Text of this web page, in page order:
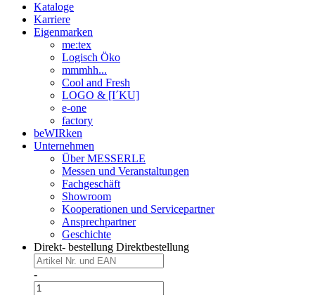
Kataloge
Karriere
Eigenmarken
me:tex
Logisch Öko
mmmhh...
Cool and Fresh
LOGO & [I´KU]
e-one
factory
beWIRken
Unternehmen
Über MESSERLE
Messen und Veranstaltungen
Fachgeschäft
Showroom
Kooperationen und Servicepartner
Ansprechpartner
Geschichte
Direkt- bestellung Direktbestellung
-